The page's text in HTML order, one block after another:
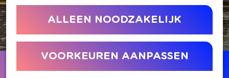
ALLEEN NOODZAKELIJK
VOORKEUREN AANPASSEN
Contact